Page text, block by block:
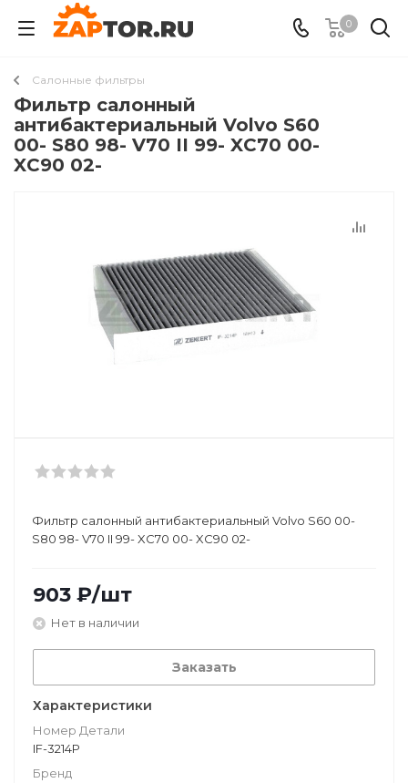
0
Салонные фильтры
Фильтр салонный
антибактериальный Volvo S60
00- S80 98- V70 II 99- XC70 00-
XC90 02-
Фильтр салонный антибактериальный Volvo S60 00-
S80 98- V70 II 99- XC70 00- XC90 02-
903 ₽/шт
Нет в наличии
Заказать
Характеристики
Номер Детали
IF-3214P
Бренд